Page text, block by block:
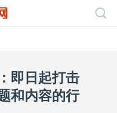
即日起打击
和内容的行